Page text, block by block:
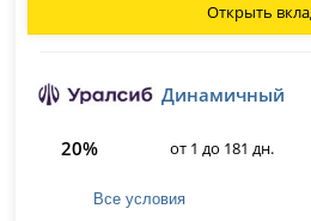
Открыть
Динамичный
20% от 1 до 181 дн.
Все условия